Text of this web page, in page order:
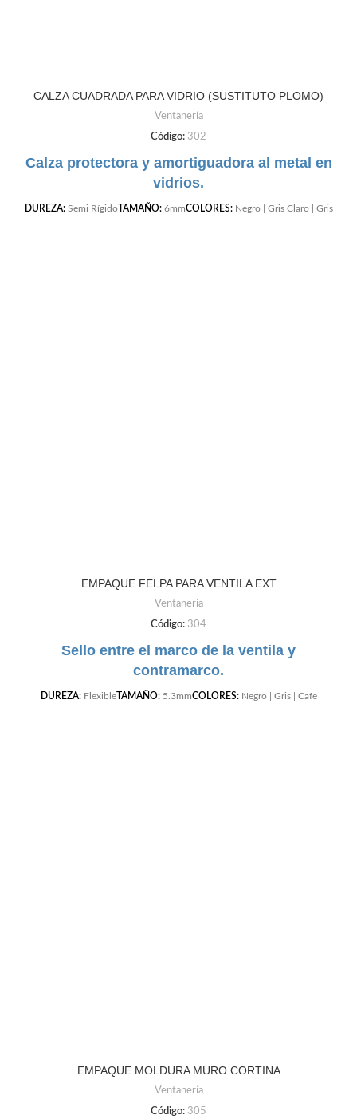
CALZA CUADRADA PARA VIDRIO (SUSTITUTO PLOMO)
Ventanería
Código: 302
Calza protectora y amortiguadora al metal en
vidrios.
DUREZA: Semi RígidoTAMAÑO: 6mmCOLORES: Negro | Gris Claro | Gris
EMPAQUE FELPA PARA VENTILA EXT
Ventanería
Código: 304
Sello entre el marco de la ventila y
contramarco.
DUREZA: FlexibleTAMAÑO: 5.3mmCOLORES: Negro | Gris | Cafe
EMPAQUE MOLDURA MURO CORTINA
Ventanería
Código: 305